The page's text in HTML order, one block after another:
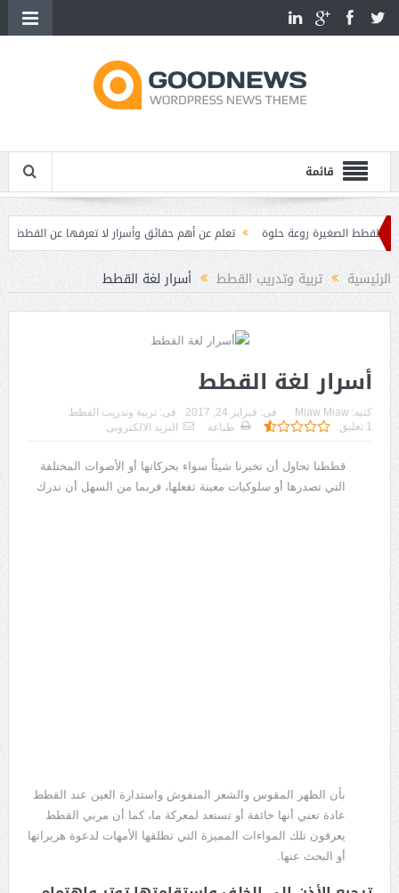
قائمة
الصغيرة روعة حلوة تعلم عن أهم حقائق وأسرار لا تعرفها عن القطط
أهم
مميزات وصفات القططالرئيسية تربية وتدريب القطط أسرار لغة القطط
أسرار لغة القطط
كتبه: Miaw Miaw فى: فبراير 24, 2017 فى: تربية وتدريب القطط
1 تعليق
طباعة البريد الالكترونى
قططنا تحاول أن تخبرنا شيئاً سواء بحركاتها أو الأصوات المختلفة
التي تصدرها أو سلوكيات معينة تفعلها، فربما من السهل أن ندرك
بأن الظهر المقوس والشعر المنفوش واستدارة العين عند القطط
عادة تعني أنها خائفة أو تستعد لمعركة ما، كما أن مربي القطط
يعرفون تلك المواءات المميزة التي تطلقها الأمهات لدعوة هريراتها
أو البحث عنها.